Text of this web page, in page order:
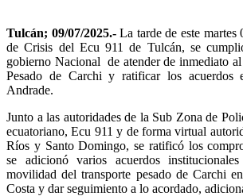
Tulcán; 09/07/2025.-La tarde de este martes
de Crisis del Ecu 911 de Tulcán, se
gobierno Nacional de atender de inmediato
Pesado de Carchi y ratificar los acuerdos
Andrade.
Junto a las autoridades de la Sub Zona de
ecuatoriano, Ecu 911 y de forma virtual
Ríos y Santo Domingo, se ratificó los
se adicionó varios acuerdos
movilidad del transporte pesado de Carchi
Costa y dar seguimiento a lo acordado,